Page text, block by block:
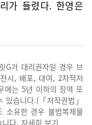
가 들렸다. 한영은
G가 대리권자일 경우 브
시, 배포, 대여, 2차적저
에는 5년 이하의 징역 또
습니다.(「저작권법」
소유한 경우 불법복제물
다. 자세히 보기